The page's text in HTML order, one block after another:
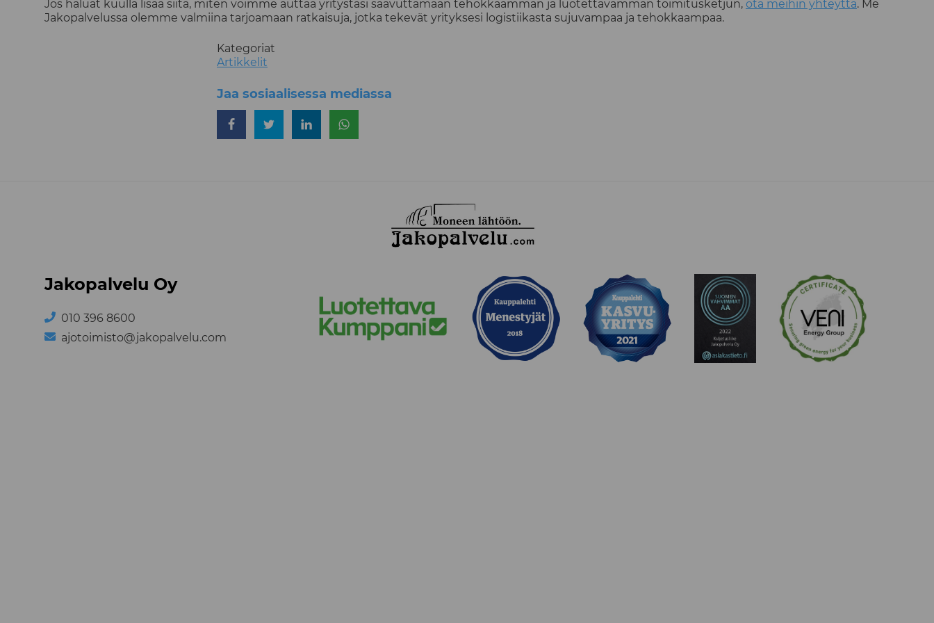
Jos haluat kuulla lisää siitä, miten voimme auttaa yritystäsi saavuttamaan tehokkaamman ja luotettavamman toimitusketjun, ota meihin yhteyttä. Me
Jakopalvelussa olemme valmiina tarjoamaan ratkaisuja, jotka tekevät yrityksesi logistiikasta sujuvampaa ja tehokkaampaa.
Kategoriat
Artikkelit
Jaa sosiaalisessa mediassa
Jaa FacebookissaJaa TwitterissäJaa LinkedInissä
Jakopalvelu Oy
010 396 8600
ajotoimisto@jakopalvelu.com